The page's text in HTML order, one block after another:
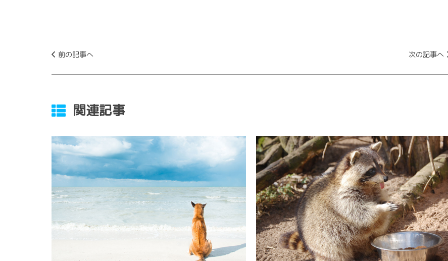
前の記事へ 次の記事へ
関連記事